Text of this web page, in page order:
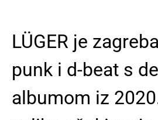
LÜGER je
punk i d-beat s
albumom iz